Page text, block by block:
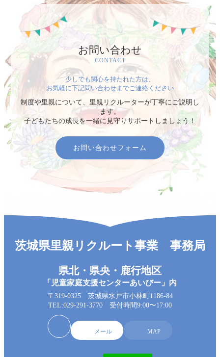
お問い合わせ
CONTACT
少しでも関心を持たれた方は、
お気軽に下記問い合わせまでご連絡ください
制度や里親について、里親リクルーターが丁寧にご説明し
ます。
子どもたちの成長を一緒に見守りサポートしましょう！
お問い合わせフォーム
茨城県里親リクルート事業 事務局
県北・県央・鹿行地区
「児童家庭支援センターあいびー」内
〒319-0325 茨城県水戸市小林町1186-84
TEL:029-291-3770 受付時間9:00〜17:00
メール MAP